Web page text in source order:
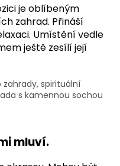
je oblíbeným
zahrad. Přináší
Umístění vedle
ještě zesílí její
spirituální
s kamennou sochou
mluví.